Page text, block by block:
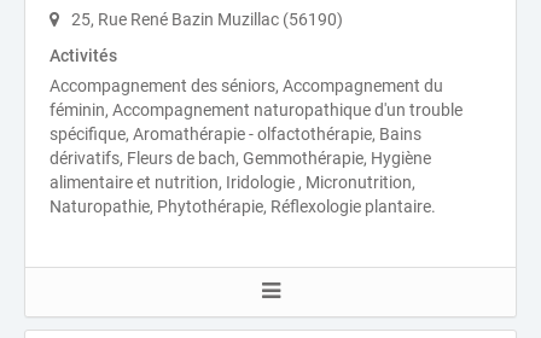
25, Rue René Bazin Muzillac (56190)
Activités
Accompagnement des séniors, Accompagnement du
féminin, Accompagnement naturopathique d'un trouble
spécifique, Aromathérapie - olfactothérapie, Bains
dérivatifs, Fleurs de bach, Gemmothérapie, Hygiène
alimentaire et nutrition, Iridologie , Micronutrition,
Naturopathie, Phytothérapie, Réflexologie plantaire.